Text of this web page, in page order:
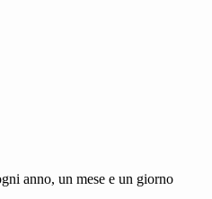
anno, un mese e un giorno